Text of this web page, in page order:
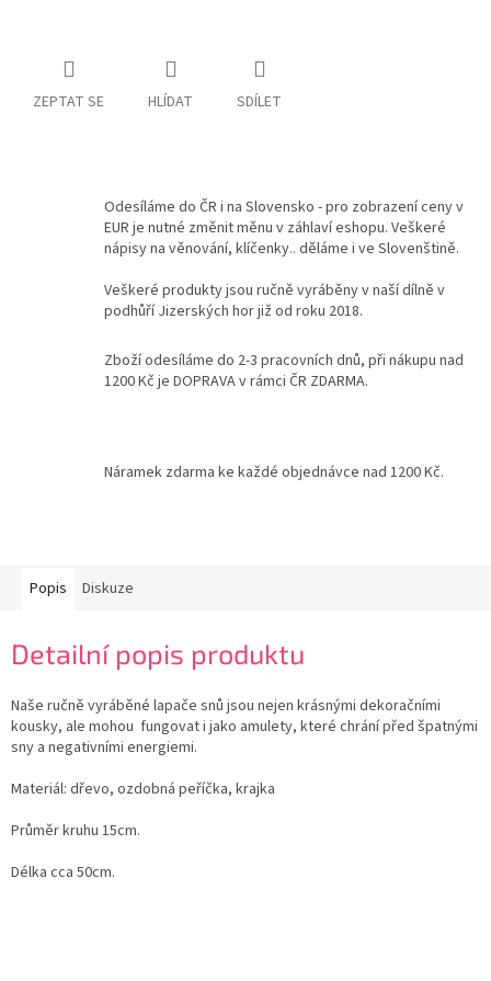
ochrany
ZEPTAT SE HLÍDAT SDÍLET
Odesíláme do ČR i na Slovensko - pro zobrazení ceny v
EUR je nutné změnit měnu v záhlaví eshopu. Veškeré
nápisy na věnování, klíčenky.. děláme i ve Slovenštině.
Veškeré produkty jsou ručně vyráběny v naší dílně v
podhůří Jizerských hor již od roku 2018.
Zboží odesíláme do 2-3 pracovních dnů, při nákupu nad
1200 Kč je DOPRAVA v rámci ČR ZDARMA.
Náramek zdarma ke každé objednávce nad 1200 Kč.
Popis Diskuze
Detailní popis produktu
Naše ručně vyráběné lapače snů jsou nejen krásnými dekoračními
kousky, ale mohou fungovat i jako amulety, které chrání před špatnými
sny a negativními energiemi.
Materiál: dřevo, ozdobná peříčka, krajka
Průměr kruhu 15cm.
Délka cca 50cm.